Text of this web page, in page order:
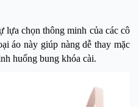
lựa chọn thông minh của các cô
áo này giúp nàng dễ thay mặc
huống bung khóa cài.